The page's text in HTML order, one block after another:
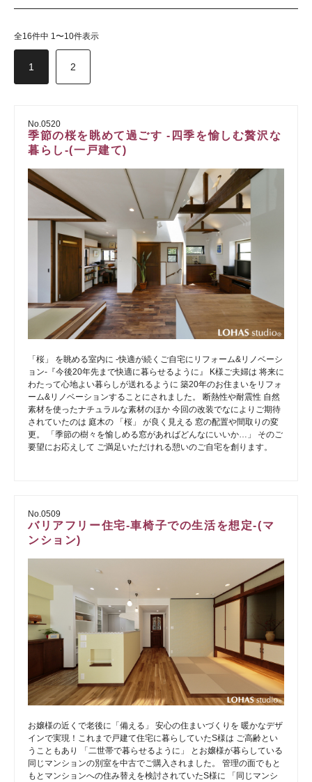
全16件中 1〜10件表示
1 2
No.0520
季節の桜を眺めて過ごす -四季を愉しむ贅沢な
暮らし-(一戸建て)
「桜」 を眺める室内に -快適が続くご自宅にリフォーム&リノベーシ
ョン-『今後20年先まで快適に暮らせるように』 K様ご夫婦は 将来に
わたって心地よい暮らしが送れるように 築20年のお住まいをリフォ
ーム&リノベーションすることにされました。 断熱性や耐震性 自然
素材を使ったナチュラルな素材のほか 今回の改装でなによりご期待
されていたのは 庭木の 「桜」 が良く見える 窓の配置や間取りの変
更。 「季節の樹々を愉しめる窓があればどんなにいいか…」 そのご
要望にお応えして ご満足いただけれる憩いのご自宅を創ります。
No.0509
バリアフリー住宅-車椅子での生活を想定-(マ
ンション)
お嬢様の近くで老後に「備える」 安心の住まいづくりを 暖かなデザ
インで実現！これまで戸建て住宅に暮らしていたS様は ご高齢とい
うこともあり 「二世帯で暮らせるように」 とお嬢様が暮らしている
同じマンションの別室を中古でご購入されました。 管理の面でもと
もとマンションへの住み替えを検討されていたS様に 「同じマンシ